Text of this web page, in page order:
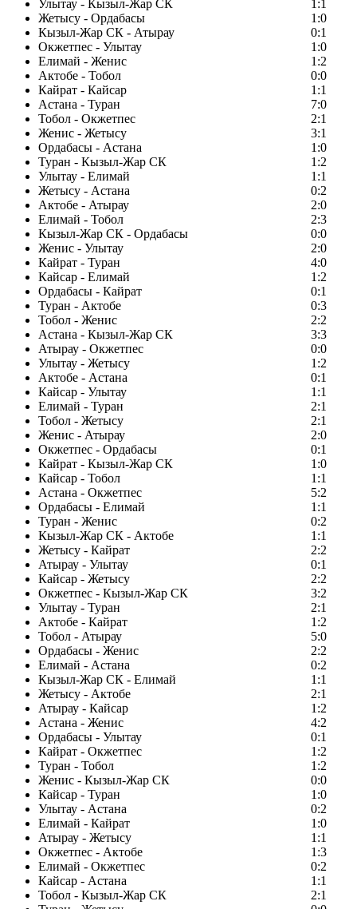
Улытау - Кызыл-Жар СК
1:1
Жетысу - Ордабасы
1:0
Кызыл-Жар СК - Атырау
0:1
Окжетпес - Улытау
1:0
Елимай - Женис
1:2
Актобе - Тобол
0:0
Кайрат - Кайсар
1:1
Астана - Туран
7:0
Тобол - Окжетпес
2:1
Женис - Жетысу
3:1
Ордабасы - Астана
1:0
Туран - Кызыл-Жар СК
1:2
Улытау - Елимай
1:1
Жетысу - Астана
0:2
Актобе - Атырау
2:0
Елимай - Тобол
2:3
Кызыл-Жар СК - Ордабасы
0:0
Женис - Улытау
2:0
Кайрат - Туран
4:0
Кайсар - Елимай
1:2
Ордабасы - Кайрат
0:1
Туран - Актобе
0:3
Тобол - Женис
2:2
Астана - Кызыл-Жар СК
3:3
Атырау - Окжетпес
0:0
Улытау - Жетысу
1:2
Актобе - Астана
0:1
Кайсар - Улытау
1:1
Елимай - Туран
2:1
Тобол - Жетысу
2:1
Женис - Атырау
2:0
Окжетпес - Ордабасы
0:1
Кайрат - Кызыл-Жар СК
1:0
Кайсар - Тобол
1:1
Астана - Окжетпес
5:2
Ордабасы - Елимай
1:1
Туран - Женис
0:2
Кызыл-Жар СК - Актобе
1:1
Жетысу - Кайрат
2:2
Атырау - Улытау
0:1
Кайсар - Жетысу
2:2
Окжетпес - Кызыл-Жар СК
3:2
Улытау - Туран
2:1
Актобе - Кайрат
1:2
Тобол - Атырау
5:0
Ордабасы - Женис
2:2
Елимай - Астана
0:2
Кызыл-Жар СК - Елимай
1:1
Жетысу - Актобе
2:1
Атырау - Кайсар
1:2
Астана - Женис
4:2
Ордабасы - Улытау
0:1
Кайрат - Окжетпес
1:2
Туран - Тобол
1:2
Женис - Кызыл-Жар СК
0:0
Кайсар - Туран
1:0
Улытау - Астана
0:2
Елимай - Кайрат
1:0
Атырау - Жетысу
1:1
Окжетпес - Актобе
1:3
Елимай - Окжетпес
0:2
Кайсар - Астана
1:1
Тобол - Кызыл-Жар СК
2:1